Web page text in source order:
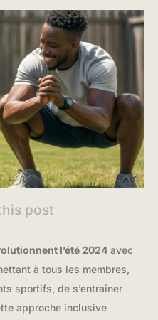
post
l’été 2024 avec
à tous les membres,
sportifs, de s’entraîner
approche inclusive